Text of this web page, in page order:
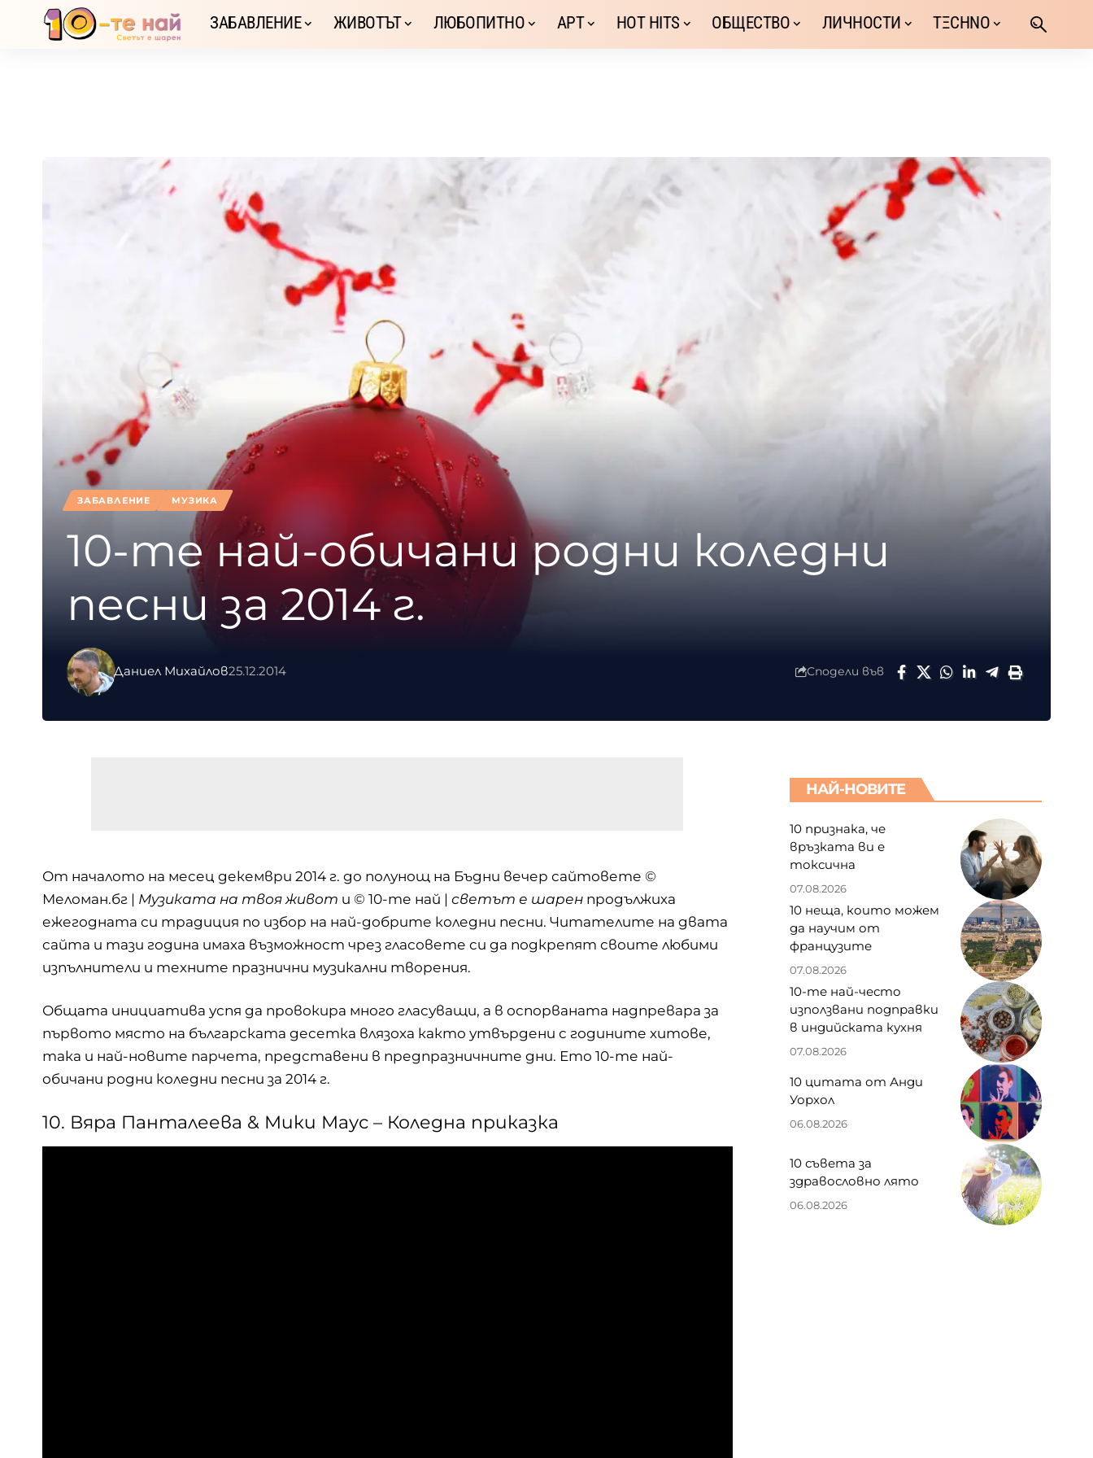
ЗАБАВЛЕНИЕ ЖИВОТЪТ ЛЮБОПИТНО АРТ HOT HITS ОБЩЕСТВО ЛИЧНОСТИ TΞCHNO
ЗАБАВЛЕНИЕ МУЗИКА
10-те най-обичани родни коледни
песни за 2014 г.
Даниел Михайлов25.12.2014 Сподели във
От началото на месец декември 2014 г. до полунощ на Бъдни вечер сайтовете ©
Меломан.бг | Музиката на твоя живот и © 10-те най | светът е шарен продължиха
ежегодната си традиция по избор на най-добрите коледни песни. Читателите на двата
сайта и тази година имаха възможност чрез гласовете си да подкрепят своите любими
изпълнители и техните празнични музикални творения.
Общата инициатива успя да провокира много гласуващи, а в оспорваната надпревара за
първото място на българската десетка влязоха както утвърдени с годините хитове,
така и най-новите парчета, представени в предпразничните дни. Ето 10-те най-
обичани родни коледни песни за 2014 г.
10. Вяра Панталеева & Мики Маус – Коледна приказка
НАЙ-НОВИТЕ
10 признака, че
връзката ви е
токсична
07.08.2026
10 неща, които можем
да научим от
французите
07.08.2026
10-те най-често
използвани подправки
в индийската кухня
07.08.2026
10 цитата от Анди
Уорхол
06.08.2026
10 съвета за
здравословно лято
06.08.2026